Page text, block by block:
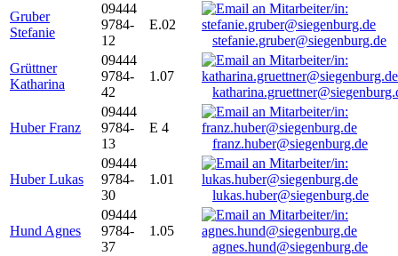
Gruber
Stefanie
09444
9784-
12
E.02
stefanie.gruber@siegenburg.de
Grüttner
Katharina
09444
9784-
42
1.07
Huber Franz
09444
9784-
13
E 4
franz.huber@siegenburg.de
Huber Lukas
09444
9784-
30
1.01
lukas.huber@siegenburg.de
Hund Agnes
09444
9784-
37
1.05
agnes.hund@siegenburg.de